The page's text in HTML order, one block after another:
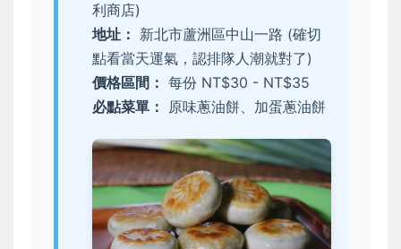
利商店)
地址： 新北市蘆洲區中山一路 (確切
點看當天運氣，認排隊人潮就對了)
價格區間： 每份 NT$30 - NT$35
必點菜單： 原味蔥油餅、加蛋蔥油餅